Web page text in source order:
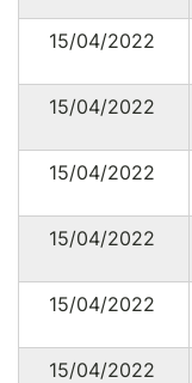
15/04/2022
15/04/2022
15/04/2022
15/04/2022
15/04/2022
15/04/2022